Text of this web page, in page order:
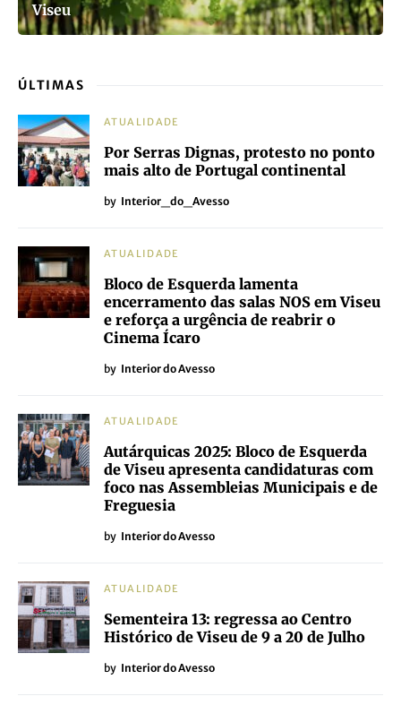
Viseu
ÚLTIMAS
ATUALIDADE
Por Serras Dignas, protesto no ponto
mais alto de Portugal continental
by Interior_do_Avesso
ATUALIDADE
Bloco de Esquerda lamenta
encerramento das salas NOS em Viseu
e reforça a urgência de reabrir o
Cinema Ícaro
by Interior do Avesso
ATUALIDADE
Autárquicas 2025: Bloco de Esquerda
de Viseu apresenta candidaturas com
foco nas Assembleias Municipais e de
Freguesia
by Interior do Avesso
ATUALIDADE
Sementeira 13: regressa ao Centro
Histórico de Viseu de 9 a 20 de Julho
by Interior do Avesso